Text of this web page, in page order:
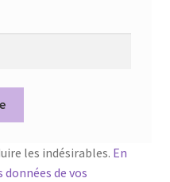
les indésirables. En
de vos